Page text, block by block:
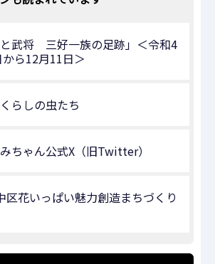
武将 三好一族の足跡」＜令和4
ら12月11日＞
らしの虫たち
ちゃん公式X（旧Twitter）
区花いっぱい魅力創造まちづくり